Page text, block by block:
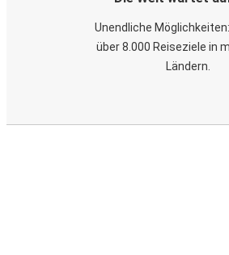
Unendliche
über 8.000 Reiseziele in
Ländern.